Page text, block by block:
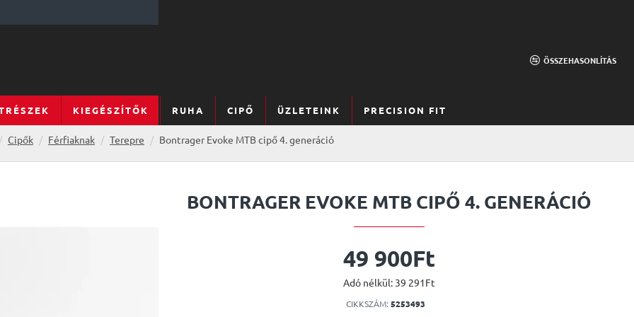
ÖSSZEHASONLÍTÁS
KIEGÉSZÍTŐK RUHA CIPŐ ÜZLETEINK PRECISION FIT
Cipők Férfiaknak Terepre Bontrager Evoke MTB cipő 4. generáció
BONTRAGER EVOKE MTB CIPŐ 4. GENERÁCIÓ
49 900Ft
Adó nélkül: 39 291Ft
CIKKSZÁM: 5253493